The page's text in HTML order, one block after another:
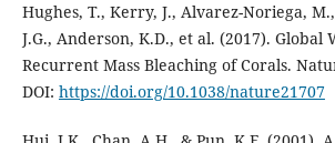
Hughes, T., Kerry, J., Alvarez-Noriega,
J.G., Anderson, K.D., et al. (2017). Global
Recurrent Mass Bleaching of Corals.
DOI: https://doi.org/10.1038/nature21707